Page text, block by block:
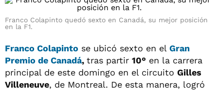
Franco Colapinto quedó sexto en Canadá, su mejor posición
en la F1.
Franco Colapinto se ubicó sexto en el Gran
Premio de Canadá, tras partir 10° en la carrera
principal de este domingo en el circuito Gilles
Villeneuve, de Montreal. De esta manera, logró